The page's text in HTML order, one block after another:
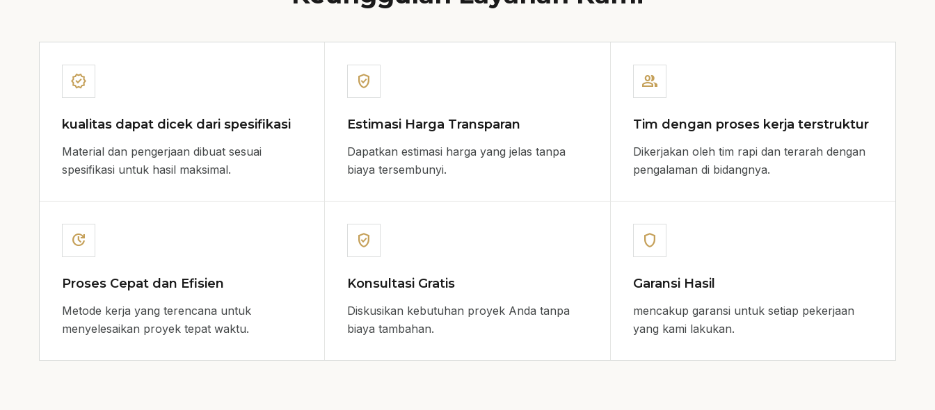
verified
kualitas dapat dicek dari spesifikasi
Material dan pengerjaan dibuat sesuai
spesifikasi untuk hasil maksimal.
verified_user
Estimasi Harga Transparan
Dapatkan estimasi harga yang jelas tanpa
biaya tersembunyi.
group
Tim dengan proses kerja terstruktur
Dikerjakan oleh tim rapi dan terarah dengan
pengalaman di bidangnya.
update
Proses Cepat dan Efisien
Metode kerja yang terencana untuk
menyelesaikan proyek tepat waktu.
verified_user
Konsultasi Gratis
Diskusikan kebutuhan proyek Anda tanpa
biaya tambahan.
shield
Garansi Hasil
mencakup garansi untuk setiap pekerjaan
yang kami lakukan.